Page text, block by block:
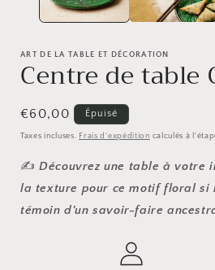
ART DE LA TABLE ET DÉCORATION
Centre de table
Prix
habituel
€60,00 Épuisé
Taxes incluses. Frais d'expédition calculés à
✍️Découvrez une table à votre
la texture pour ce motif floral si
témoin d'un savoir-faire